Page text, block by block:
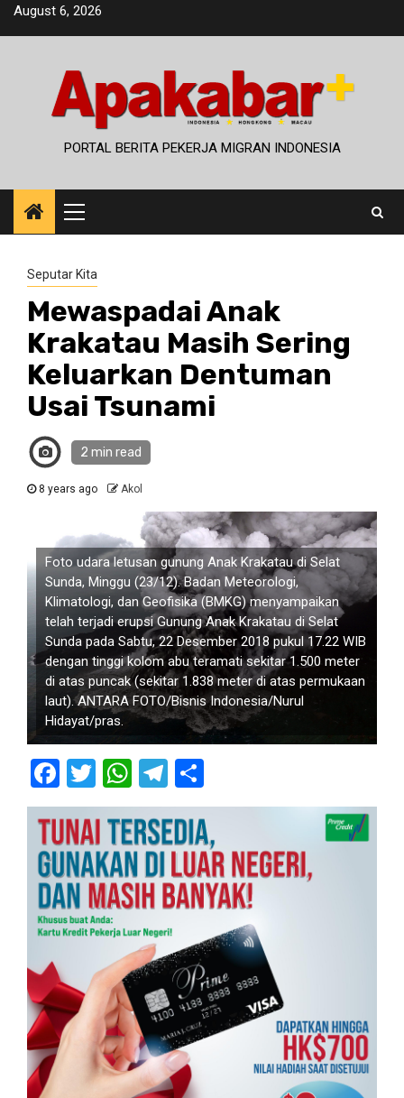
SkipAugust 6, 2026
PORTAL BERITA PEKERJA MIGRAN INDONESIA
Primary
Menu
Seputar Kita
Mewaspadai Anak
Krakatau Masih Sering
Keluarkan Dentuman
Usai Tsunami
2 min read
8 years ago Akol
Foto udara letusan gunung Anak Krakatau di Selat
Sunda, Minggu (23/12). Badan Meteorologi,
Klimatologi, dan Geofisika (BMKG) menyampaikan
telah terjadi erupsi Gunung Anak Krakatau di Selat
Sunda pada Sabtu, 22 Desember 2018 pukul 17.22 WIB
dengan tinggi kolom abu teramati sekitar 1.500 meter
di atas puncak (sekitar 1.838 meter di atas permukaan
laut). ANTARA FOTO/Bisnis Indonesia/Nurul
Hidayat/pras.
Facebook
Twitter
WhatsApp
Telegram